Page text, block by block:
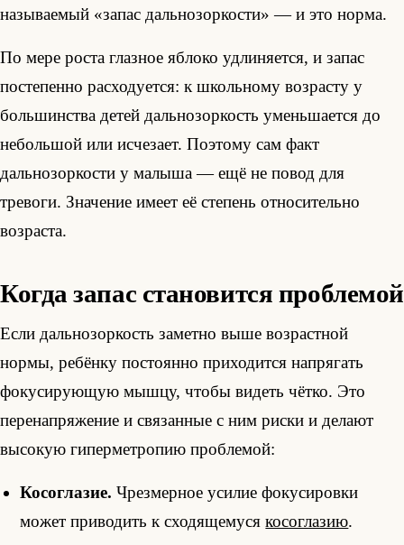
называемый «запас дальнозоркости» — и это норма.
По мере роста глазное яблоко удлиняется, и запас
постепенно расходуется: к школьному возрасту у
большинства детей дальнозоркость уменьшается до
небольшой или исчезает. Поэтому сам факт
дальнозоркости у малыша — ещё не повод для
тревоги. Значение имеет её степень относительно
возраста.
Когда запас становится проблемой
Если дальнозоркость заметно выше возрастной
нормы, ребёнку постоянно приходится напрягать
фокусирующую мышцу, чтобы видеть чётко. Это
перенапряжение и связанные с ним риски и делают
высокую гиперметропию проблемой:
Косоглазие. Чрезмерное усилие фокусировки
может приводить к сходящемусякосоглазию.